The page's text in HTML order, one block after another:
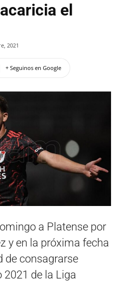
el
2021
+ Seguinos en Google
a Platense por
y en la próxima fecha
de consagrarse
2021 de la Liga